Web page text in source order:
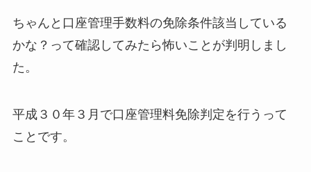
ちゃんと口座管理手数料の免除条件該当している
かな？って確認してみたら怖いことが判明しまし
た。
平成３０年３月で口座管理料免除判定を行うって
ことです。